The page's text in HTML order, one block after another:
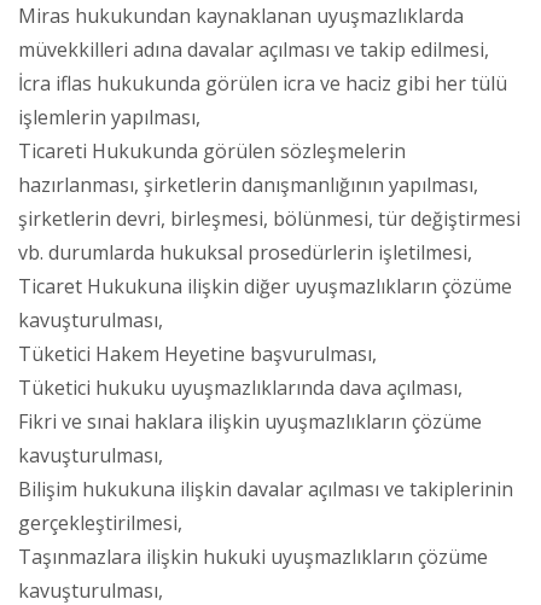
Miras hukukundan kaynaklanan uyuşmazlıklarda
müvekkilleri adına davalar açılması ve takip edilmesi,
İcra iflas hukukunda görülen icra ve haciz gibi her tülü
işlemlerin yapılması,
Ticareti Hukukunda görülen sözleşmelerin
hazırlanması, şirketlerin danışmanlığının yapılması,
şirketlerin devri, birleşmesi, bölünmesi, tür değiştirmesi
vb. durumlarda hukuksal prosedürlerin işletilmesi,
Ticaret Hukukuna ilişkin diğer uyuşmazlıkların çözüme
kavuşturulması,
Tüketici Hakem Heyetine başvurulması,
Tüketici hukuku uyuşmazlıklarında dava açılması,
Fikri ve sınai haklara ilişkin uyuşmazlıkların çözüme
kavuşturulması,
Bilişim hukukuna ilişkin davalar açılması ve takiplerinin
gerçekleştirilmesi,
Taşınmazlara ilişkin hukuki uyuşmazlıkların çözüme
kavuşturulması,